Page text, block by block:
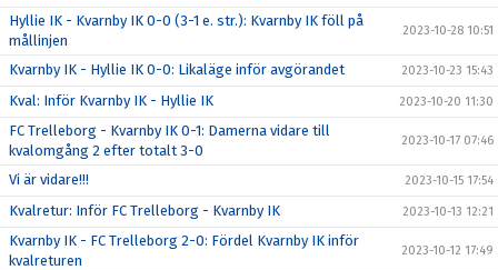
Hyllie IK - Kvarnby IK 0-0 (3-1 e. str.): Kvarnby IK föll på
mållinjen
2023-10-28 10:51
Kvarnby IK - Hyllie IK 0-0: Likaläge inför avgörandet 2023-10-23 15:43
Kval: Inför Kvarnby IK - Hyllie IK 2023-10-20 11:30
FC Trelleborg - Kvarnby IK 0-1: Damerna vidare till
kvalomgång 2 efter totalt 3-0
2023-10-17 07:46
Vi är vidare!!! 2023-10-15 17:54
Kvalretur: Inför FC Trelleborg - Kvarnby IK 2023-10-13 12:21
Kvarnby IK - FC Trelleborg 2-0: Fördel Kvarnby IK inför
kvalreturen
2023-10-12 17:49